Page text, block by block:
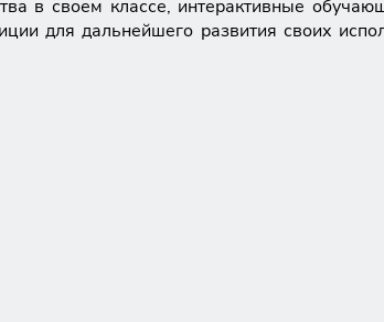
в своем классе, интерактивные
для дальнейшего развития своих